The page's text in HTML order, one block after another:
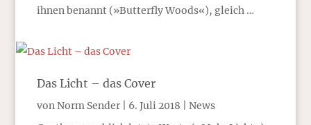
ihnen benannt (»Butterfly Woods«), gleich …
Das Licht – das Cover
vonNorm Sender| 6. Juli 2018
News